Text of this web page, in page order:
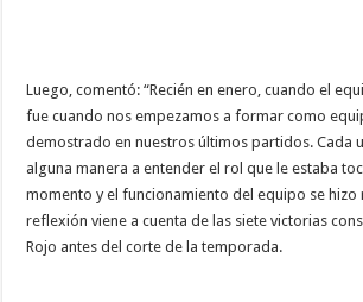
Luego, comentó: “Recién en enero, cuando el
fue cuando nos empezamos a formar como
demostrado en nuestros últimos partidos. Cada
alguna manera a entender el rol que le estaba
momento y el funcionamiento del equipo se hizo
reflexión viene a cuenta de las siete victorias
Rojo antes del corte de la temporada.